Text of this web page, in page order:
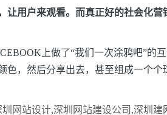
让用户来观看。而真正好的社会化
上做了“我们一次涂鸦吧”的
色，然后分享出去，甚至组成一个
圳网站设计,深圳网站建设公司 ,深圳建